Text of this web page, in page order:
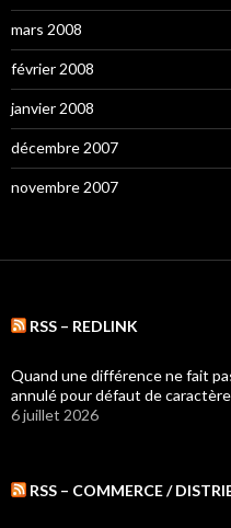
mars 2008
février 2008
janvier 2008
décembre 2007
novembre 2007
RSS – REDLINK
Quand une différence ne fait
annulé pour défaut de
6 juillet 2026
RSS – COMMERCE /